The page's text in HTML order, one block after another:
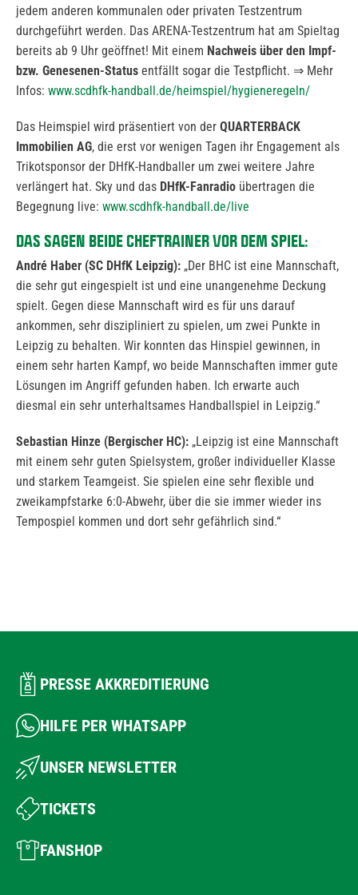
jedem anderen kommunalen oder privaten Testzentrum
durchgeführt werden. Das ARENA-Testzentrum hat am Spieltag
bereits ab 9 Uhr geöffnet! Mit einem Nachweis über den Impf-
bzw. Genesenen-Status entfällt sogar die Testpflicht. ⇒ Mehr
Infos: www.scdhfk-handball.de/heimspiel/hygieneregeln/
Das Heimspiel wird präsentiert von der QUARTERBACK
Immobilien AG, die erst vor wenigen Tagen ihr Engagement als
Trikotsponsor der DHfK-Handballer um zwei weitere Jahre
verlängert hat. Sky und das DHfK-Fanradio übertragen die
Begegnung live: www.scdhfk-handball.de/live
DAS SAGEN BEIDE CHEFTRAINER VOR DEM SPIEL:
André Haber (SC DHfK Leipzig): „Der BHC ist eine Mannschaft,
die sehr gut eingespielt ist und eine unangenehme Deckung
spielt. Gegen diese Mannschaft wird es für uns darauf
ankommen, sehr diszipliniert zu spielen, um zwei Punkte in
Leipzig zu behalten. Wir konnten das Hinspiel gewinnen, in
einem sehr harten Kampf, wo beide Mannschaften immer gute
Lösungen im Angriff gefunden haben. Ich erwarte auch
diesmal ein sehr unterhaltsames Handballspiel in Leipzig.“
Sebastian Hinze (Bergischer HC): „Leipzig ist eine Mannschaft
mit einem sehr guten Spielsystem, großer individueller Klasse
und starkem Teamgeist. Sie spielen eine sehr flexible und
zweikampfstarke 6:0-Abwehr, über die sie immer wieder ins
Tempospiel kommen und dort sehr gefährlich sind.“
PRESSE AKKREDITIERUNG
HILFE PER WHATSAPP
UNSER NEWSLETTER
TICKETS
FANSHOP